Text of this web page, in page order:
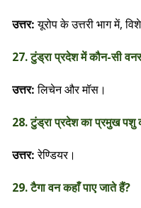
उत्तर:यूरोप के उत्तरी भाग में,
27. टुंड्रा प्रदेश में कौन-सी
उत्तर:लिचेन और मॉस।
28. टुंड्रा प्रदेश का प्रमुख पशु
उत्तर: रेण्डियर।
29. टैगा वन कहाँ पाए जाते हैं?